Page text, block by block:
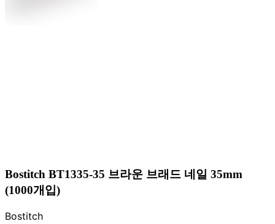
Bostitch BT1335-35 브라운 브래드 네일 35mm
(1000개입)
Bostitch